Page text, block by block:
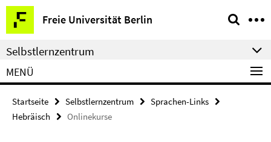
Springe
direkt
zu
Inhalt
Freie Universität Berlin
Service-
Navigation
Selbstlernzentrum
MENÜ
Startseite Selbstlernzentrum
Sprachen-Links
Hebräisch
Onlinekurse